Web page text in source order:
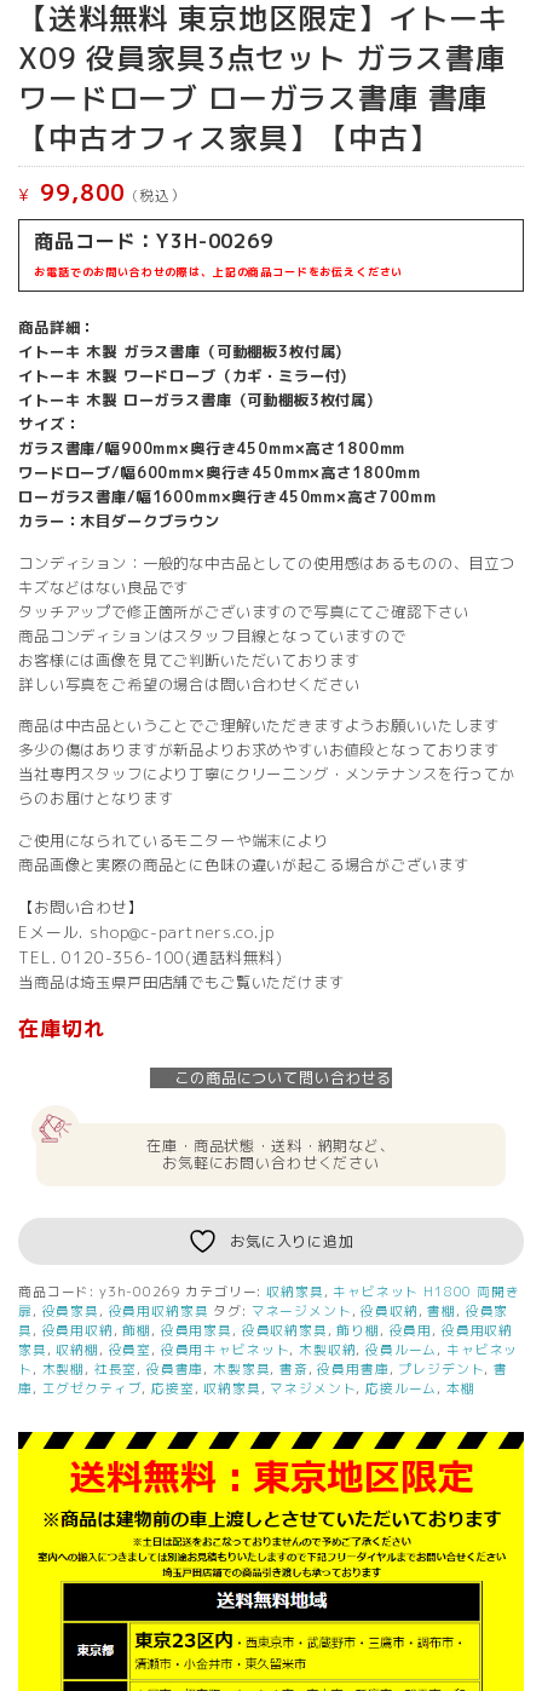
【送料無料 東京地区限定】イトーキ
X09 役員家具3点セット ガラス書庫
ワードローブ ローガラス書庫 書庫
【中古オフィス家具】【中古】
¥ 99,800 (税込）
商品コード：Y3H-00269
お電話でのお問い合わせの際は、上記の商品コードをお伝えください
商品詳細：
イトーキ 木製 ガラス書庫（可動棚板3枚付属)
イトーキ 木製 ワードローブ（カギ・ミラー付)
イトーキ 木製 ローガラス書庫（可動棚板3枚付属)
サイズ：
ガラス書庫/幅900mm×奥行き450mm×高さ1800mm
ワードローブ/幅600mm×奥行き450mm×高さ1800mm
ローガラス書庫/幅1600mm×奥行き450mm×高さ700mm
カラー：木目ダークブラウン
コンディション：一般的な中古品としての使用感はあるものの、目立つ
キズなどはない良品です
タッチアップで修正箇所がございますので写真にてご確認下さい
商品コンディションはスタッフ目線となっていますので
お客様には画像を見てご判断いただいております
詳しい写真をご希望の場合は問い合わせください
商品は中古品ということでご理解いただきますようお願いいたします
多少の傷はありますが新品よりお求めやすいお値段となっております
当社専門スタッフにより丁寧にクリーニング・メンテナンスを行ってか
らのお届けとなります
ご使用になられているモニターや端末により
商品画像と実際の商品とに色味の違いが起こる場合がございます
【お問い合わせ】
Eメール. shop@c-partners.co.jp
TEL. 0120-356-100(通話料無料)
当商品は埼玉県戸田店舗でもご覧いただけます
在庫切れ
この商品について問い合わせる
在庫・商品状態・送料・納期など、
お気軽にお問い合わせください
お気に入りに追加
商品コード: y3h-00269 カテゴリー:収納家具 , キャビネット H1800 両開き
扉 , 役員家具 , 役員用収納家具 タグ: マネージメント ,役員収納 ,書棚 , 役員家
具 , 役員用収納 ,飾棚 , 役員用家具 , 役員収納家具 ,飾り棚 , 役員用 , 役員用収納
家具 ,収納棚 , 役員室 , 役員用キャビネット,木製収納,役員ルーム , キャビネッ
ト , 木製棚 , 社長室 , 役員書庫,木製家具,書斎,役員用書庫, プレジデント,書
庫, エグゼクティブ,応接室 ,収納家具 , マネジメント,応接ルーム ,本棚